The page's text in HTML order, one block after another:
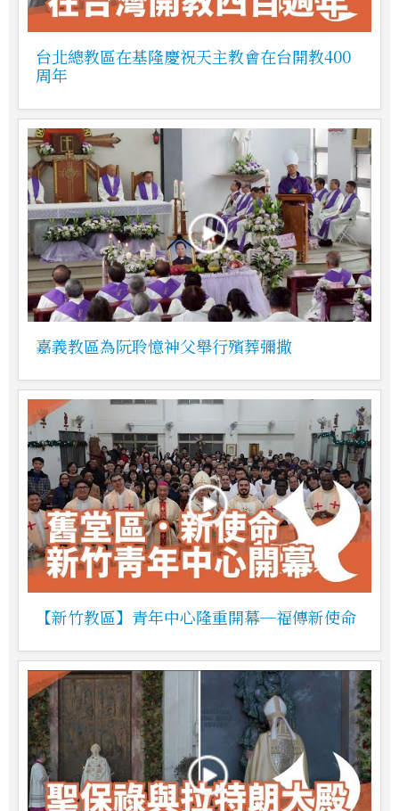
台北總教區在基隆慶祝天主教會在台開教400
周年
嘉義教區為阮聆憶神父舉行殯葬彌撒
【新竹教區】青年中心隆重開幕─福傳新使命